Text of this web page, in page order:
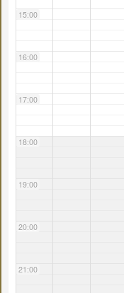
15:00
16:00
17:00
18:00
19:00
20:00
21:00